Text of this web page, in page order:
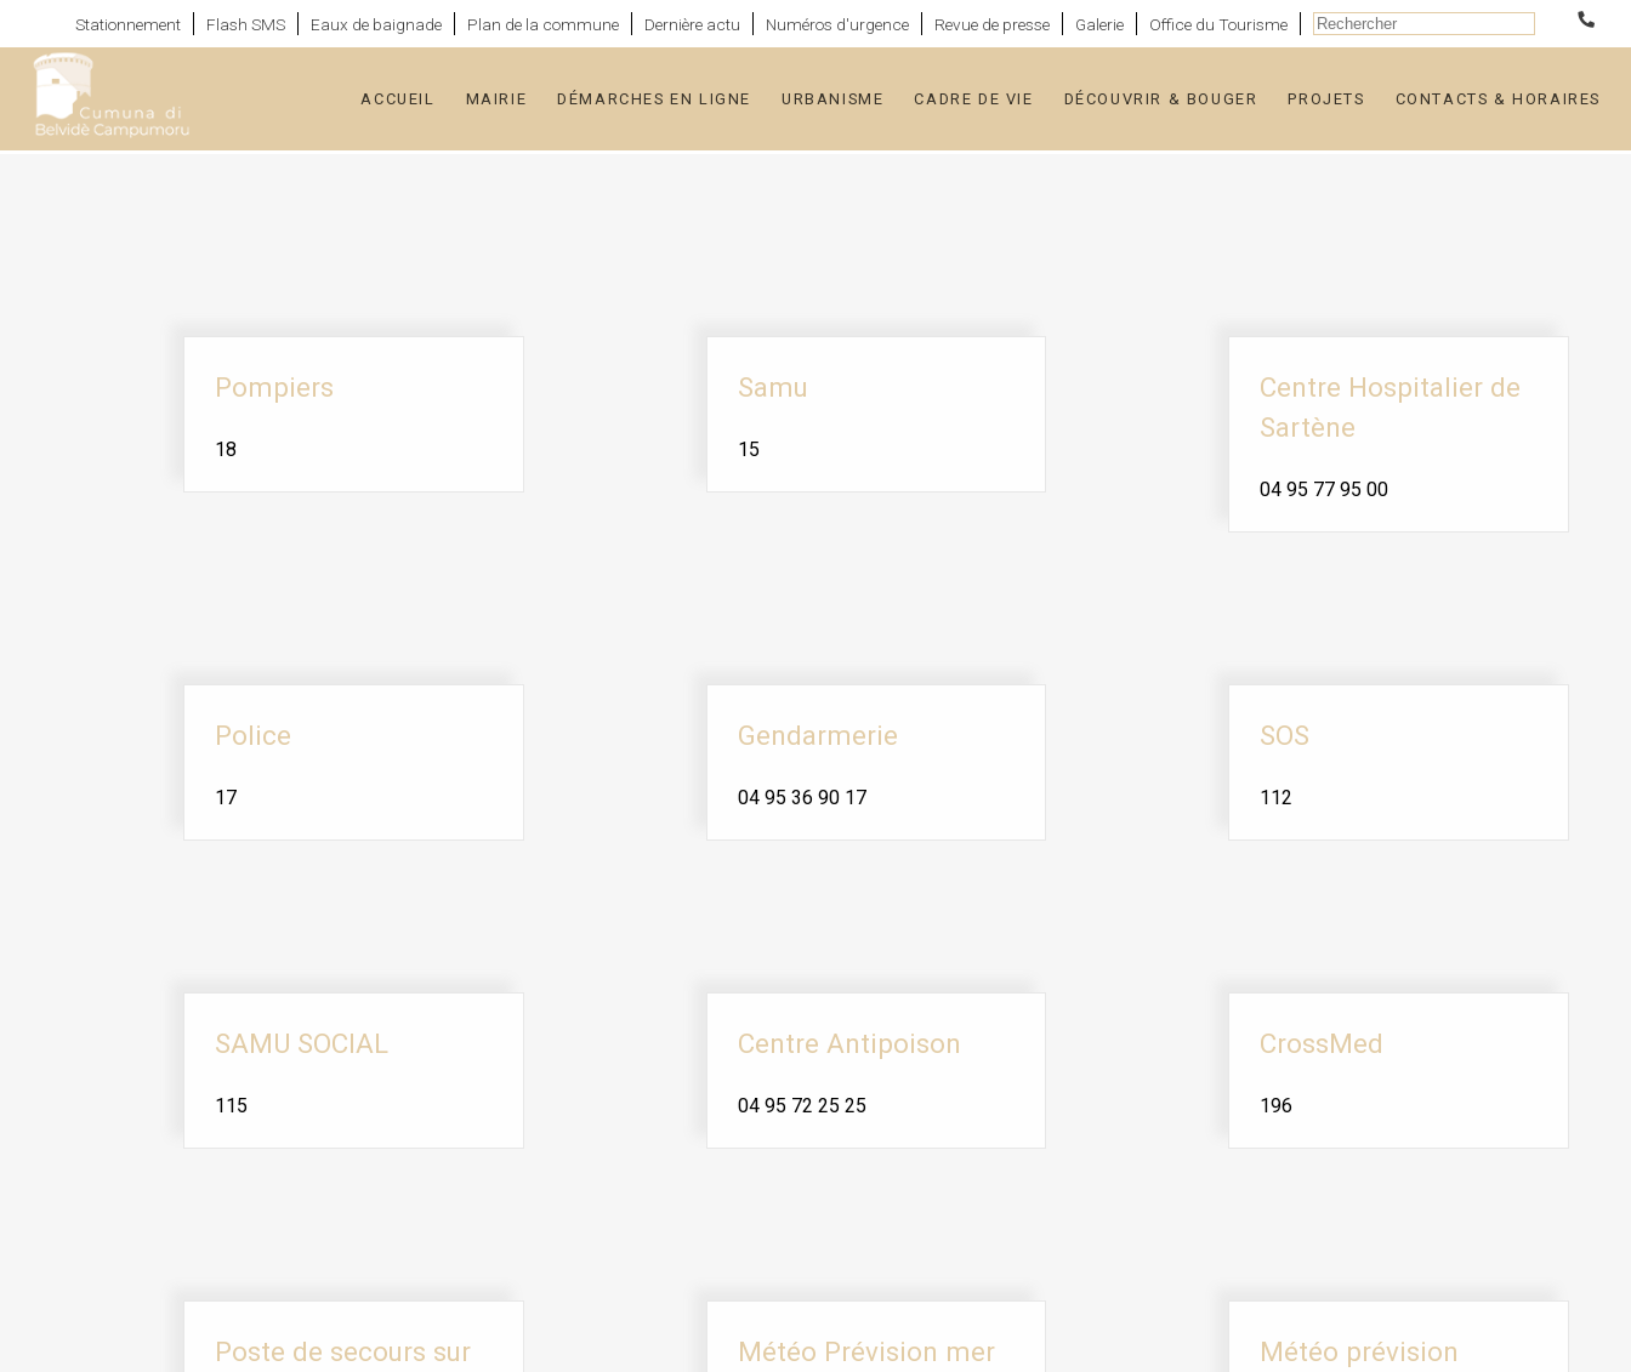
Stationnement Flash SMS Eaux de baignade Plan de la commune Dernière actu Numéros d'urgence Revue de presse Galerie Office du Tourisme
ACCUEIL MAIRIE DÉMARCHES EN LIGNE URBANISME CADRE DE VIE DÉCOUVRIR & BOUGER PROJETS CONTACTS & HORAIRES
Pompiers
18
Samu
15
Centre Hospitalier de
Sartène
04 95 77 95 00
Police
17
Gendarmerie
04 95 36 90 17
SOS
112
SAMU SOCIAL
115
Centre Antipoison
04 95 72 25 25
CrossMed
196
Poste de secours sur
Météo Prévision mer
Météo prévision